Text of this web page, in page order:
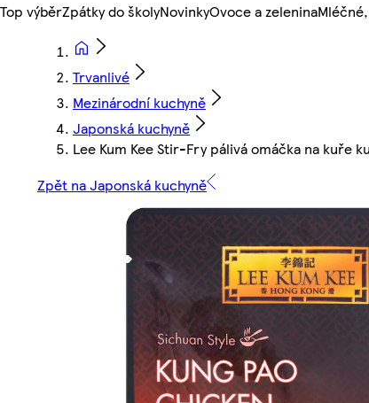
Top výběrZpátky do školyNovinkyOvoce a zelenina
Trvanlivé
Mezinárodní kuchyně
Japonská kuchyně
Lee Kum Kee Stir-Fry pálivá omáčka na kuře
Zpět na Japonská kuchyně